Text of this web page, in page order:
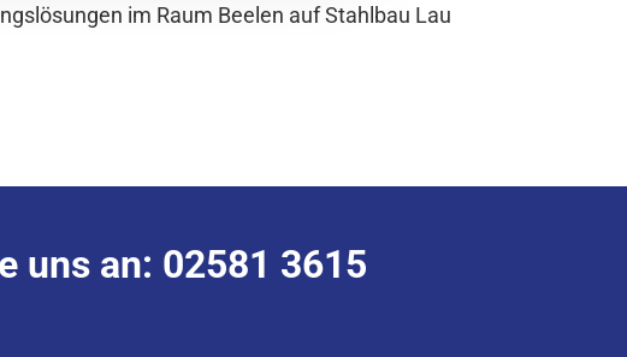
im Raum Beelen auf Stahlbau Lau
uns an: 02581 3615